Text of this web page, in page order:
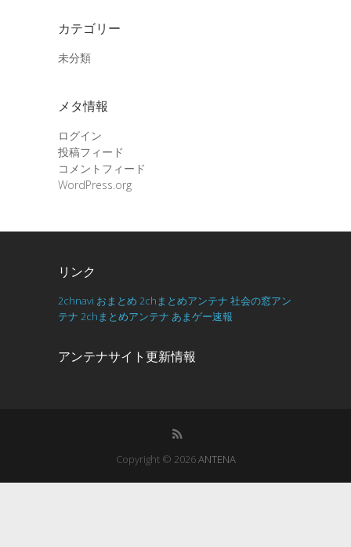
カテゴリー
未分類
メタ情報
ログイン
投稿フィード
コメントフィード
WordPress.org
リンク
2chnavi おまとめ 2chまとめアンテナ 社会の窓アン
テナ 2chまとめアンテナ あまゲー速報
アンテナサイト更新情報
Copyright © 2026ANTENA